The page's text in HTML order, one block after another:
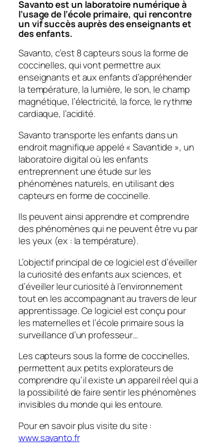
Savanto est un laboratoire numérique à
l’usage de l’école primaire, qui rencontre
un vif succès auprès des enseignants et
des enfants.
Savanto, c’est 8 capteurs sous la forme de
coccinelles, qui vont permettre aux
enseignants et aux enfants d’appréhender
la température, la lumière, le son, le champ
magnétique, l’électricité, la force, le rythme
cardiaque, l’acidité.
Savanto transporte les enfants dans un
endroit magnifique appelé « Savantide », un
laboratoire digital où les enfants
entreprennent une étude sur les
phénomènes naturels, en utilisant des
capteurs en forme de coccinelle.
Ils peuvent ainsi apprendre et comprendre
des phénomènes qui ne peuvent être vu par
les yeux (ex : la température).
L’objectif principal de ce logiciel est d’éveiller
la curiosité des enfants aux sciences, et
d’éveiller leur curiosité à l’environnement
tout en les accompagnant au travers de leur
apprentissage. Ce logiciel est conçu pour
les maternelles et l’école primaire sous la
surveillance d’un professeur…
Les capteurs sous la forme de coccinelles,
permettent aux petits explorateurs de
comprendre qu’il existe un appareil réel qui a
la possibilité de faire sentir les phénomènes
invisibles du monde qui les entoure.
Pour en savoir plus visite du site :
www.savanto.fr